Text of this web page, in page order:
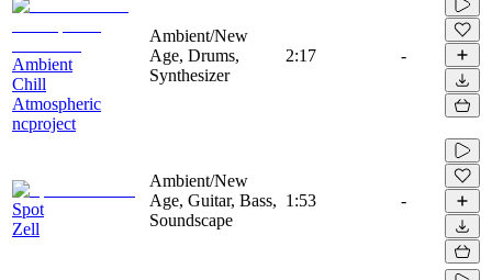
Ambient
Chill
Atmospheric
ncproject
Ambient/New
Age, Drums,
Synthesizer
2:17 -
Spot
Zell
Ambient/New
Age, Guitar, Bass,
Soundscape
1:53 -